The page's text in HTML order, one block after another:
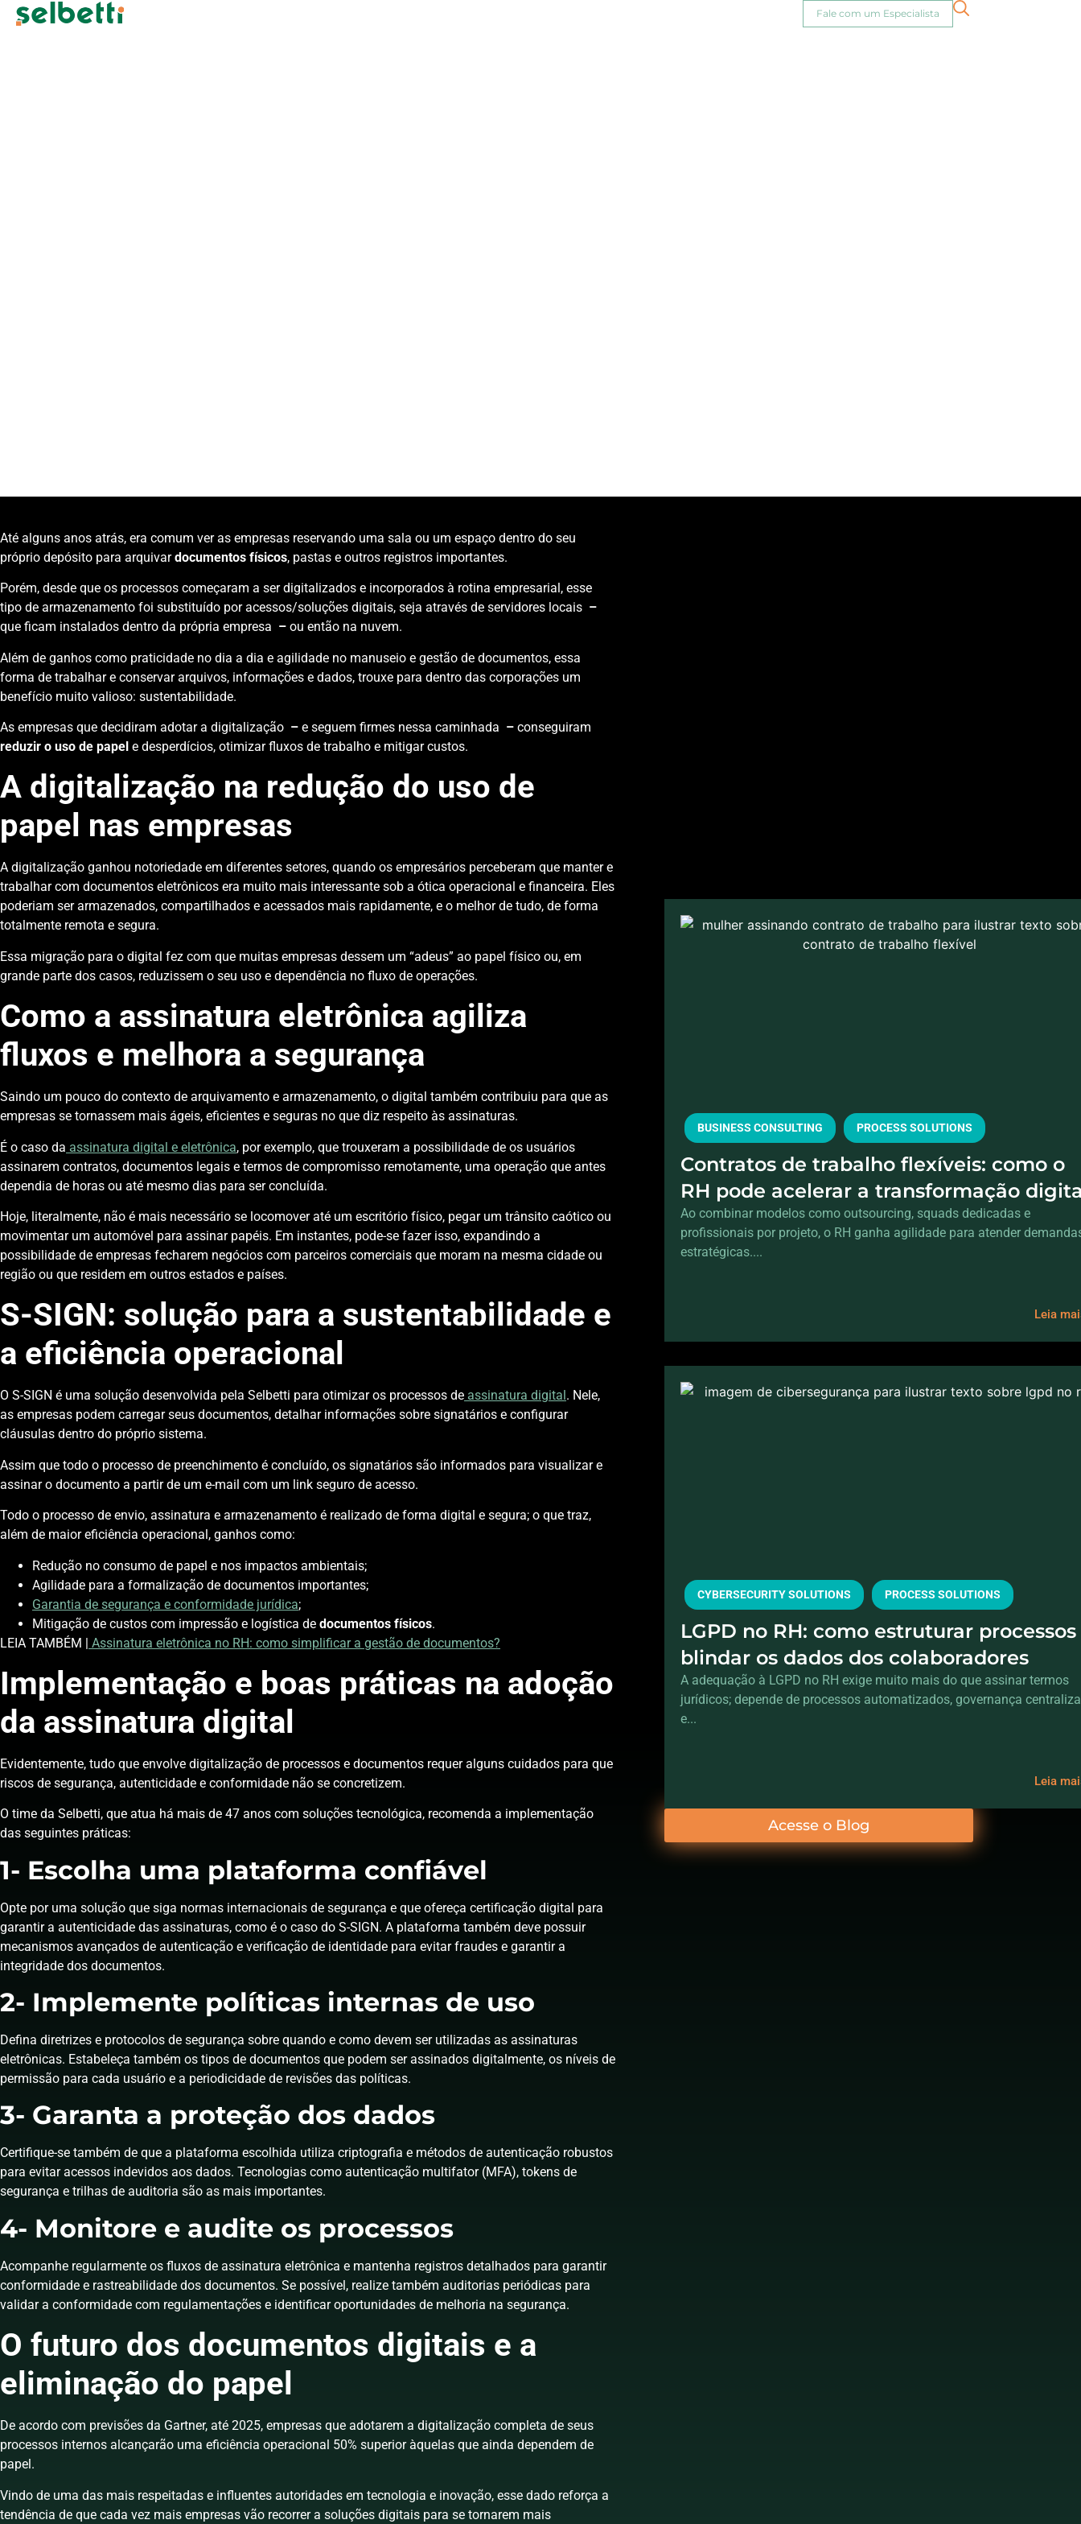
Fale com um Especialista
Até alguns anos atrás, era comum ver as empresas reservando uma sala ou um espaço dentro do seu
próprio depósito para arquivardocumentos físicos, pastas e outros registros importantes.
Porém, desde que os processos começaram a ser digitalizados e incorporados à rotina empresarial, esse
tipo de armazenamento foi substituído por acessos/soluções digitais, seja através de servidores locais –
que ficam instalados dentro da própria empresa – ou então na nuvem.
Além de ganhos como praticidade no dia a dia e agilidade no manuseio e gestão de documentos, essa
forma de trabalhar e conservar arquivos, informações e dados, trouxe para dentro das corporações um
benefício muito valioso: sustentabilidade.
As empresas que decidiram adotar a digitalização – e seguem firmes nessa caminhada – conseguiram
reduzir o uso de papel e desperdícios, otimizar fluxos de trabalho e mitigar custos.
A digitalização na redução do uso de
papel nas empresas
A digitalização ganhou notoriedade em diferentes setores, quando os empresários perceberam que manter e
trabalhar com documentos eletrônicos era muito mais interessante sob a ótica operacional e financeira. Eles
poderiam ser armazenados, compartilhados e acessados mais rapidamente, e o melhor de tudo, de forma
totalmente remota e segura.
Essa migração para o digital fez com que muitas empresas dessem um “adeus” ao papel físico ou, em
grande parte dos casos, reduzissem o seu uso e dependência no fluxo de operações.
Como a assinatura eletrônica agiliza
fluxos e melhora a segurança
Saindo um pouco do contexto de arquivamento e armazenamento, o digital também contribuiu para que as
empresas se tornassem mais ágeis, eficientes e seguras no que diz respeito às assinaturas.
É o caso da assinatura digital e eletrônica, por exemplo, que trouxeram a possibilidade de os usuários
assinarem contratos, documentos legais e termos de compromisso remotamente, uma operação que antes
dependia de horas ou até mesmo dias para ser concluída.
Hoje, literalmente, não é mais necessário se locomover até um escritório físico, pegar um trânsito caótico ou
movimentar um automóvel para assinar papéis. Em instantes, pode-se fazer isso, expandindo a
possibilidade de empresas fecharem negócios com parceiros comerciais que moram na mesma cidade ou
região ou que residem em outros estados e países.
S-SIGN: solução para a sustentabilidade e
a eficiência operacional
O S-SIGN é uma solução desenvolvida pela Selbetti para otimizar os processos de assinatura digital . Nele,
as empresas podem carregar seus documentos, detalhar informações sobre signatários e configurar
cláusulas dentro do próprio sistema.
Assim que todo o processo de preenchimento é concluído, os signatários são informados para visualizar e
assinar o documento a partir de um e-mail com um link seguro de acesso.
Todo o processo de envio, assinatura e armazenamento é realizado de forma digital e segura; o que traz,
além de maior eficiência operacional, ganhos como:
Redução no consumo de papel e nos impactos ambientais;
Agilidade para a formalização de documentos importantes;
Garantia de segurança e conformidade jurídica;
Mitigação de custos com impressão e logística de documentos físicos.
LEIA TAMBÉM | Assinatura eletrônica no RH: como simplificar a gestão de documentos?
Implementação e boas práticas na adoção
da assinatura digital
Evidentemente, tudo que envolve digitalização de processos e documentos requer alguns cuidados para que
riscos de segurança, autenticidade e conformidade não se concretizem.
O time da Selbetti, que atua há mais de 47 anos com soluções tecnológica, recomenda a implementação
das seguintes práticas:
1- Escolha uma plataforma confiável
Opte por uma solução que siga normas internacionais de segurança e que ofereça certificação digital para
garantir a autenticidade das assinaturas, como é o caso do S-SIGN. A plataforma também deve possuir
mecanismos avançados de autenticação e verificação de identidade para evitar fraudes e garantir a
integridade dos documentos.
2- Implemente políticas internas de uso
Defina diretrizes e protocolos de segurança sobre quando e como devem ser utilizadas as assinaturas
eletrônicas. Estabeleça também os tipos de documentos que podem ser assinados digitalmente, os níveis de
permissão para cada usuário e a periodicidade de revisões das políticas.
3- Garanta a proteção dos dados
Certifique-se também de que a plataforma escolhida utiliza criptografia e métodos de autenticação robustos
para evitar acessos indevidos aos dados. Tecnologias como autenticação multifator (MFA), tokens de
segurança e trilhas de auditoria são as mais importantes.
4- Monitore e audite os processos
Acompanhe regularmente os fluxos de assinatura eletrônica e mantenha registros detalhados para garantir
conformidade e rastreabilidade dos documentos. Se possível, realize também auditorias periódicas para
validar a conformidade com regulamentações e identificar oportunidades de melhoria na segurança.
O futuro dos documentos digitais e a
eliminação do papel
De acordo com previsões da Gartner, até 2025, empresas que adotarem a digitalização completa de seus
processos internos alcançarão uma eficiência operacional 50% superior àquelas que ainda dependem de
papel.
Vindo de uma das mais respeitadas e influentes autoridades em tecnologia e inovação, esse dado reforça a
tendência de que cada vez mais empresas vão recorrer a soluções digitais para se tornarem mais
BUSINESS CONSULTING PROCESS SOLUTIONS
Contratos de trabalho flexíveis: como o
RH pode acelerar a transformação
sem aumentar o headcount
Ao combinar modelos como outsourcing, squads dedicadas e
profissionais por projeto, o RH ganha agilidade para atender
estratégicas....
Leia
CYBERSECURITY SOLUTIONS PROCESS SOLUTIONS
LGPD no RH: como estruturar processos
blindar os dados dos colaboradores
A adequação à LGPD no RH exige muito mais do que assinar termos
jurídicos; depende de processos automatizados, governança
e...
Leia
Acesse o Blog